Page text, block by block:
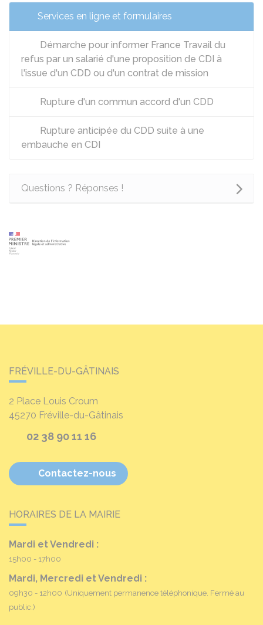
Services en ligne et formulaires
Démarche pour informer France Travail du
refus par un salarié d'une proposition de CDI à
l'issue d'un CDD ou d'un contrat de mission
Rupture d'un commun accord d'un CDD
Rupture anticipée du CDD suite à une
embauche en CDI
Questions ? Réponses !
FRÉVILLE-DU-GÂTINAIS
2 Place Louis Croum
45270 Fréville-du-Gâtinais
02 38 90 11 16
Contactez-nous
HORAIRES DE LA MAIRIE
Mardi et Vendredi :
15h00 - 17h00
Mardi, Mercredi et Vendredi :
09h30 - 12h00 (Uniquement permanence téléphonique. Fermé au
public.)